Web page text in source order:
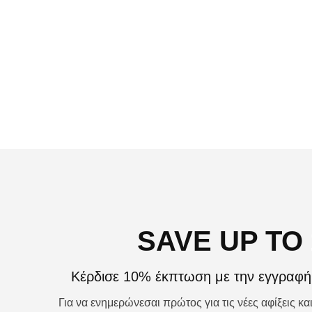
SAVE UP TO
Κέρδισε 10% έκπτωση με την
Για να ενημερώνεσαι πρώτος για τις νέες αφίξεις